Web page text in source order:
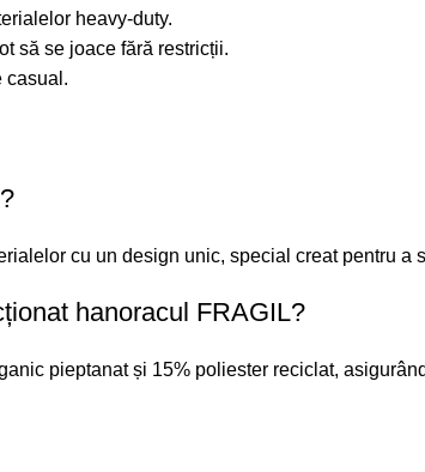
heavy-duty.
să se joace fără restricții.
casual.
cu un design unic, special creat pentru a
hanoracul FRAGIL?
pieptanat și 15% poliester reciclat,